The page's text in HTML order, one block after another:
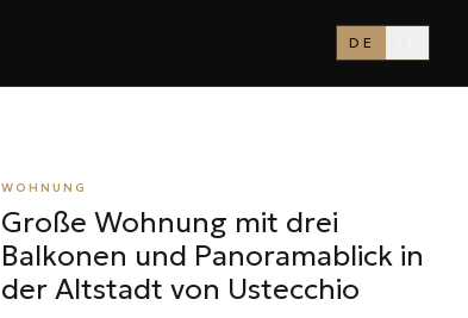
DE
WOHNUNG
Große Wohnung mit drei
Balkonen und Panoramablick in
der Altstadt von Ustecchio